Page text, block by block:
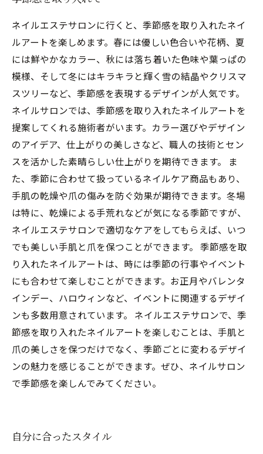
ネイルエステサロンに行くと、季節感を取り入れたネイ
ルアートを楽しめます。春には優しい色合いや花柄、夏
には鮮やかなカラー、秋には落ち着いた色味や葉っぱの
模様、そして冬にはキラキラと輝く雪の結晶やクリスマ
スツリーなど、季節感を表現するデザインが人気です。
ネイルサロンでは、季節感を取り入れたネイルアートを
提案してくれる施術者がいます。カラー選びやデザイン
のアイデア、仕上がりの美しさなど、職人の技術とセン
スを活かした素晴らしい仕上がりを期待できます。 ま
た、季節に合わせて扱っているネイルケア商品もあり、
手肌の乾燥や爪の傷みを防ぐ効果が期待できます。冬場
は特に、乾燥による手荒れなどが気になる季節ですが、
ネイルエステサロンで適切なケアをしてもらえば、いつ
でも美しい手肌と爪を保つことができます。 季節感を取
り入れたネイルアートは、時には季節の行事やイベント
にも合わせて楽しむことができます。お正月やバレンタ
インデー、ハロウィンなど、イベントに関連するデザイ
ンも多数用意されています。 ネイルエステサロンで、季
節感を取り入れたネイルアートを楽しむことは、手肌と
爪の美しさを保つだけでなく、季節ごとに変わるデザイ
ンの魅力を感じることができます。ぜひ、ネイルサロン
で季節感を楽しんでみてください。
自分に合ったスタイル